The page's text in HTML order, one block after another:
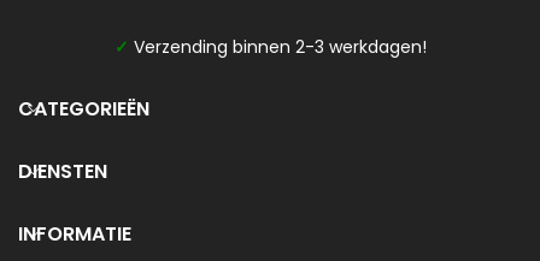
✓ Verzending binnen 2-3 werkdagen!
CATEGORIEËN
DIENSTEN
INFORMATIE